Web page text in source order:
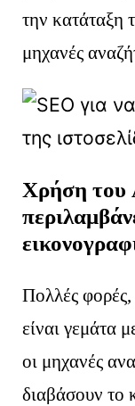
την κατάταξη
μηχανές
Χρήση του
Πολλές
είναι γεμάτα
οι μηχανές
διαβάσουν το